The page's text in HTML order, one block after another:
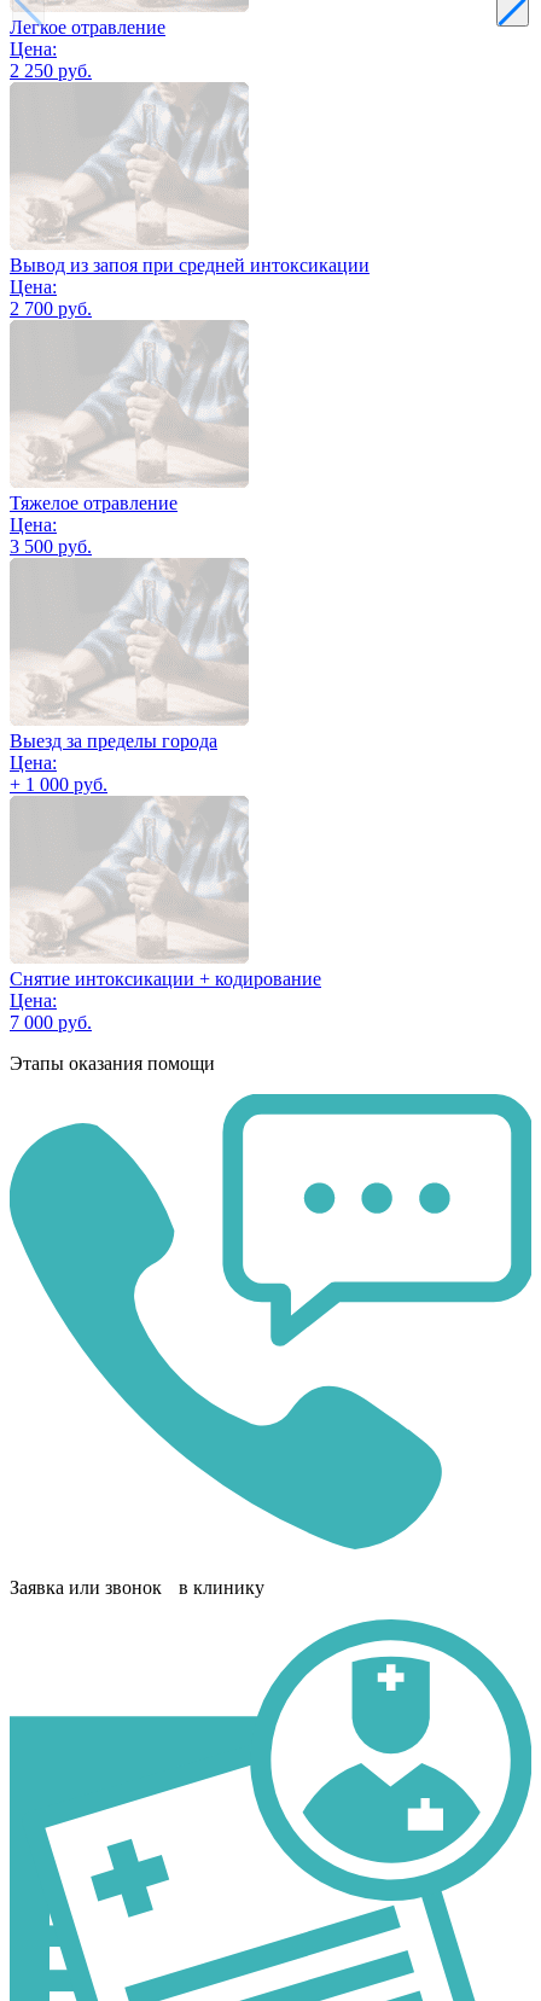
Легкое отравление
Цена:
2 250 руб.
Вывод из запоя при средней интоксикации
Цена:
2 700 руб.
Тяжелое отравление
Цена:
3 500 руб.
Выезд за пределы города
Цена:
+ 1 000 руб.
Снятие интоксикации + кодирование
Цена:
7 000 руб.
Этапы оказания помощи
Заявка или звонок в клинику